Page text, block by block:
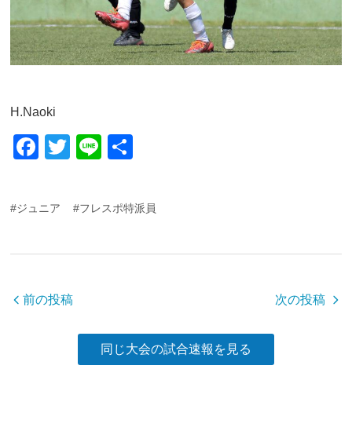
H.Naoki
F
c
e
b
o
T
tt
er
Li
#ジュニア #フレスポ特派員
前の投稿 次の投稿
同じ大会の試合速報を見る